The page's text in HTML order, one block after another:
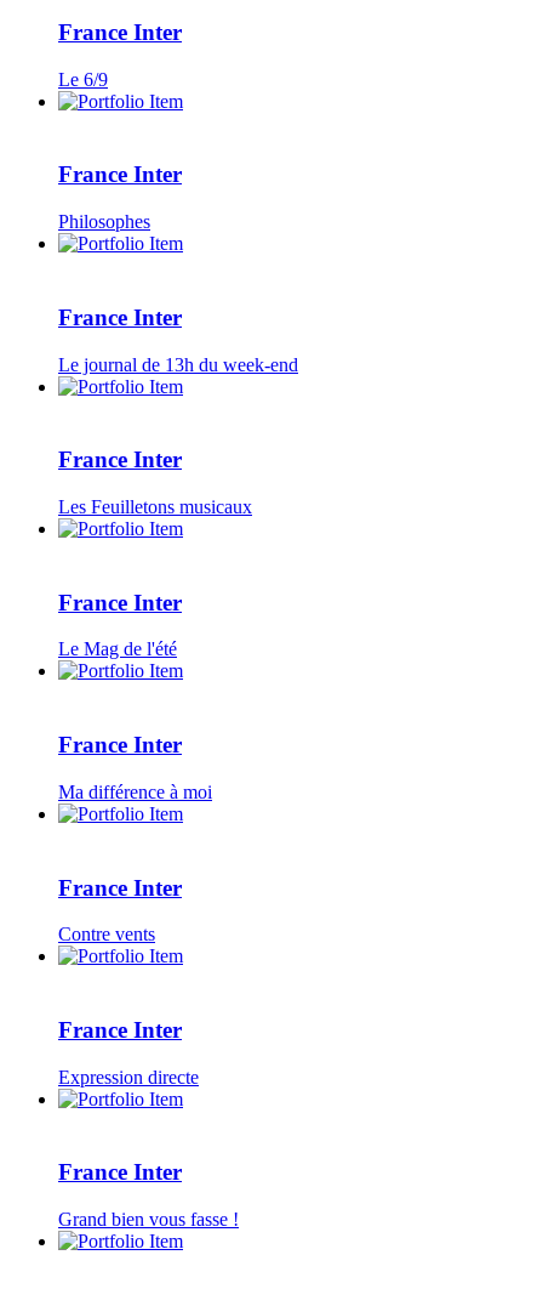
France Inter
Le 6/9
France Inter
Philosophes
France Inter
Le journal de 13h du week-end
France Inter
Les Feuilletons musicaux
France Inter
Le Mag de l'été
France Inter
Ma différence à moi
France Inter
Contre vents
France Inter
Expression directe
France Inter
Grand bien vous fasse !